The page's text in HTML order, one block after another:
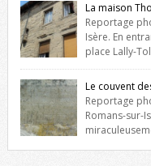
La maison
Reportage
Isère. En
place Lally-
maison construite au XVIè
fenêtres jumelles à
niche qui contient une
Le couvent
Reportage
Romans-sur-